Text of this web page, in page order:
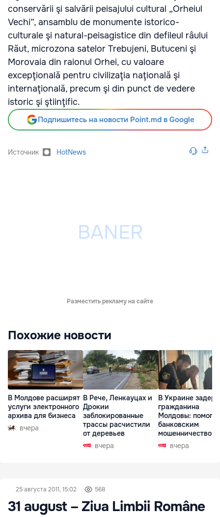
conservării şi salvării peisajului cultural „Orheiul
Vechi”, ansamblu de monumente istorico-
culturale şi natural-peisagistice din defileul râului
Răut, microzona satelor Trebujeni, Butuceni şi
Morovaia din raionul Orhei, cu valoare
excepţională pentru civilizaţia naţională şi
internaţională, precum şi din punct de vedere
istoric şi ştiinţific.
Подпишитесь на новости Point.md в Google
Источник HotNews
Разместить рекламу на сайте
Похожие новости
В Молдове расширят
услуги электронного
архива для бизнеса
вчера
В Рече, Ленкауцах и
Дрокии
заблокированные
трассы расчистили
от деревьев
вчера
В Украине
гражданина
Молдовы:
банковским
мошенничеством
Чехиивчера
25 августа 2011, 15:02 568
31 august – Ziua Limbii Române